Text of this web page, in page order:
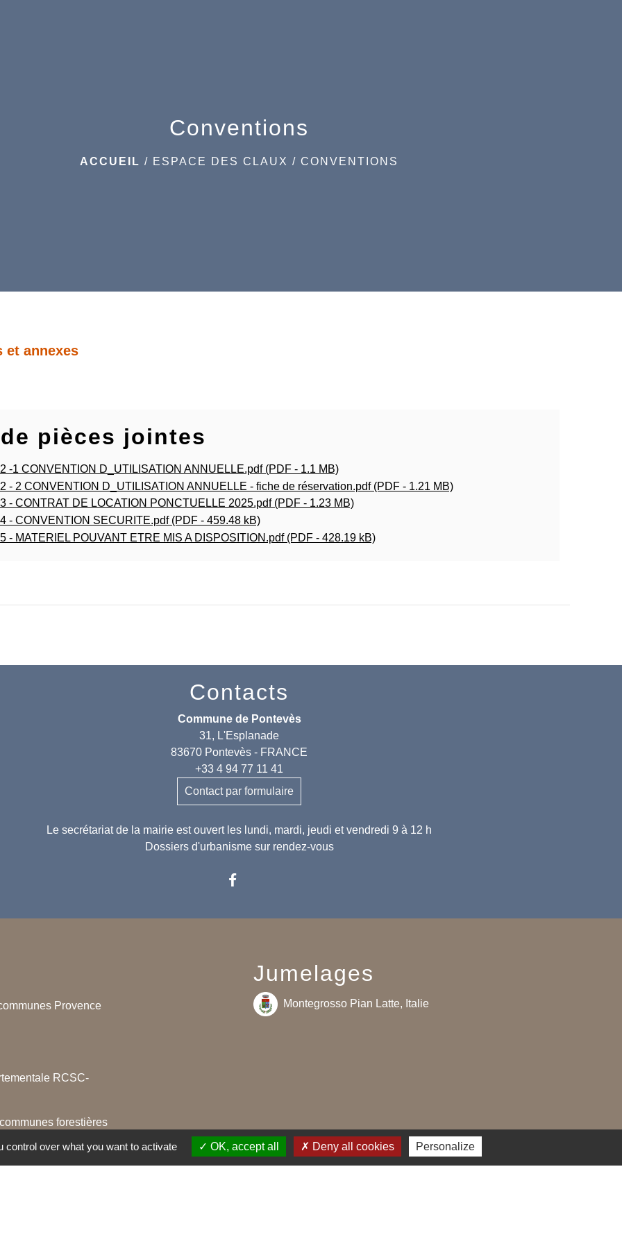
Conventions
ACCUEIL / ESPACE DES CLAUX /CONVENTIONS
et annexes
pièces jointes
-1 CONVENTION D_UTILISATION ANNUELLE.pdf (PDF - 1.1 MB)
- 2 CONVENTION D_UTILISATION ANNUELLE - fiche de réservation.pdf (PDF - 1.21 MB)
- CONTRAT DE LOCATION PONCTUELLE 2025.pdf (PDF - 1.23 MB)
- CONVENTION SECURITE.pdf (PDF - 459.48 kB)
- MATERIEL POUVANT ETRE MIS A DISPOSITION.pdf (PDF - 428.19 kB)
Contacts
Commune de Pontevès
31, L'Esplanade
83670 Pontevès - FRANCE
+33 4 94 77 11 41
Contact par formulaire
Le secrétariat de la mairie est ouvert les lundi, mardi, jeudi et vendredi 9 à 12 h
Dossiers d'urbanisme sur rendez-vous
Provence
RCSC-
forestières
du Var
Jumelages
Montegrosso Pian Latte, Italie
over what you want to activate OK, accept all Deny all cookies Personalize